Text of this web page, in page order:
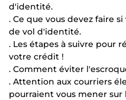
d'identité.
. Ce que vous devez faire
de vol d'identité.
. Les étapes à suivre pour
votre crédit !
. Comment éviter
. Attention aux courriers
pourraient vous mener